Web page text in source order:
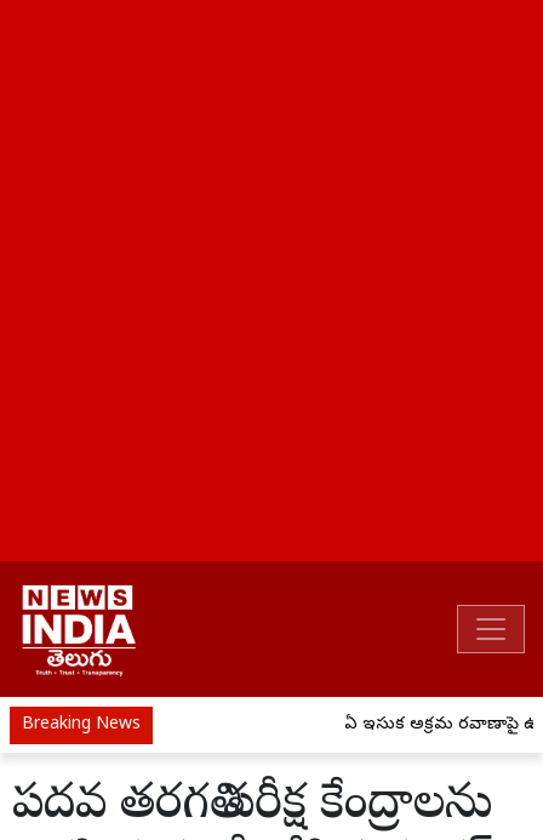
Breaking News ఏపీ ఇసుక అక్రమ రవాణాపై
పదవ తరగతి పరీక్ష కేంద్రాలను